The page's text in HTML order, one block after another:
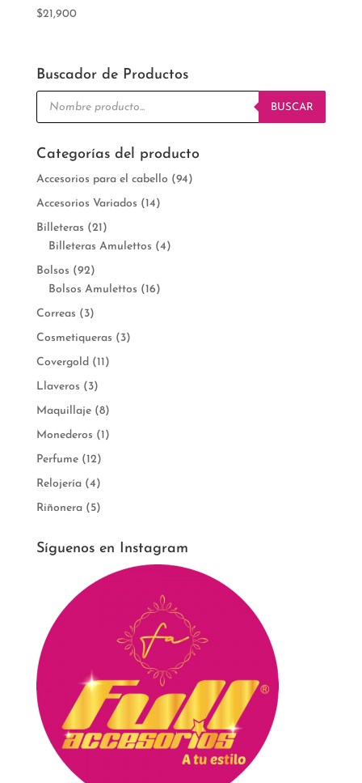
$21,900
Buscador de Productos
Búsqueda
productos
BUSCAR
Categorías del producto
Accesorios para el cabello (94)
Accesorios Variados (14)
Billeteras (21)
Billeteras Amulettos (4)
Bolsos (92)
Bolsos Amulettos (16)
Correas (3)
Cosmetiqueras (3)
Covergold (11)
Llaveros (3)
Maquillaje (8)
Monederos (1)
Perfume (12)
Relojería (4)
Riñonera (5)
Síguenos en Instagram